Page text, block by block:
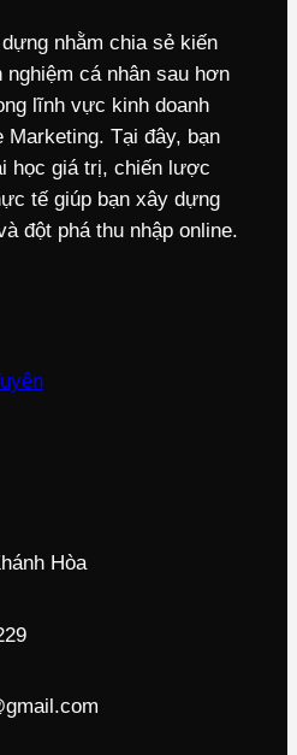
nhằm chia sẻ kiến
cá nhân sau hơn
lĩnh vực kinh doanh
Marketing. Tại đây, bạn
học giá trị, chiến lược
tế giúp bạn xây dựng
đột phá thu nhập online.
Hòa